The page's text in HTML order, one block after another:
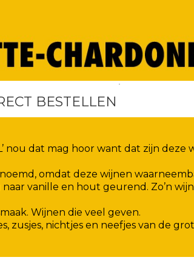
.
BESTELLEN
nou dat mag hoor want dat zijn
omdat deze wijnen
vanille en hout geurend. Zo’n
Wijnen die veel geven.
zusjes, nichtjes en neefjes van de